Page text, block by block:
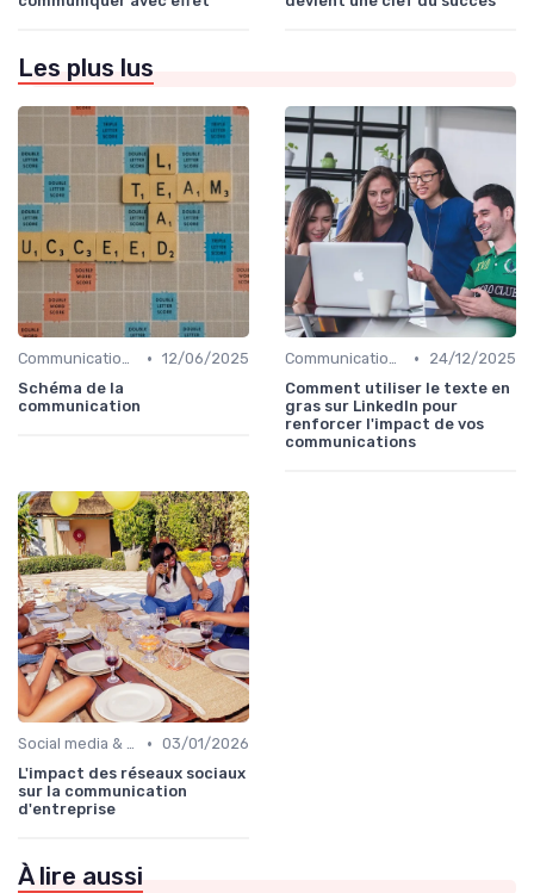
Les plus lus
Communication digitale & omnicanale • 12/06/2025
Schéma de la
communication
Communication digitale & omnicanale •
24/12/2025
Comment utiliser le texte en
gras sur LinkedIn pour
renforcer l'impact de vos
communications
Social media & e-réputation • 03/01/2026
L'impact des réseaux sociaux
sur la communication
d'entreprise
À lire aussi